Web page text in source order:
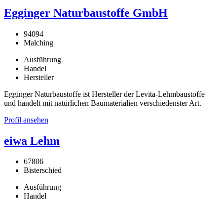
Egginger Naturbaustoffe GmbH
94094
Malching
Ausführung
Handel
Hersteller
Egginger Naturbaustoffe ist Hersteller der Levita-Lehmbaustoffe
und handelt mit natürlichen Baumaterialien verschiedenster Art.
Profil ansehen
eiwa Lehm
67806
Bisterschied
Ausführung
Handel